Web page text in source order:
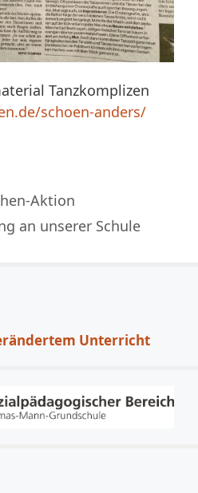
Tanzkomplizen
schoen-anders/
Aktion
an unserer Schule
Unterricht